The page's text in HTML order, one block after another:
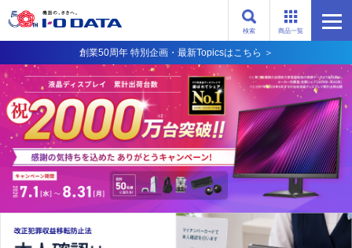
商品一覧
検索
創業50周年 特別企画・最新Topicsはこちら ＞